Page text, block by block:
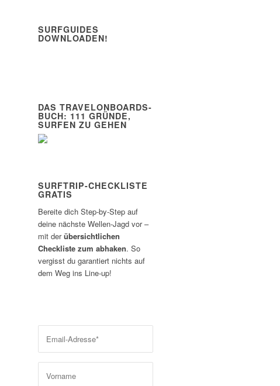
SURFGUIDES
DOWNLOADEN!
DAS TRAVELONBOARDS-
BUCH: 111 GRÜNDE,
SURFEN ZU GEHEN
SURFTRIP-CHECKLISTE
GRATIS
Bereite dich Step-by-Step auf
deine nächste Wellen-Jagd vor –
mit derübersichtlichen
Checkliste zum abhaken. So
vergisst du garantiert nichts auf
dem Weg ins Line-up!